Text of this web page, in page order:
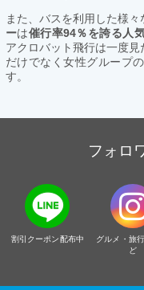
また、バスを利用した様
ーは催行率94％を誇る人
アクロバット飛行は一度
だけでなく女性グループ
す。
フォロ
割引クーポン配布中
グルメ・旅
ど